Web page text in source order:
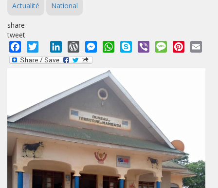
Actualité National
share
tweet
Facebook
Twitter LinkedInWordPressMessengerWhatsApp
Skype Viber MessagePinterest